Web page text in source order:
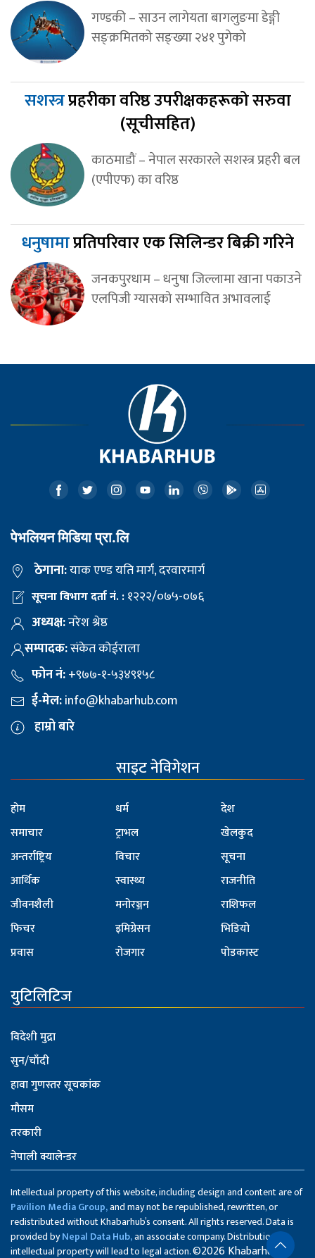
गण्डकी – साउन लागेयता बागलुङमा डेङ्गी
सङ्क्रमितको सङ्ख्या २४१ पुगेको
सशस्त्रप्रहरीका वरिष्ठ उपरीक्षकहरूको सरुवा
(सूचीसहित)
काठमाडौं – नेपाल सरकारले सशस्त्र प्रहरी बल
(एपीएफ) का वरिष्ठ
धनुषामाप्रतिपरिवार एक सिलिन्डर बिक्री गरिने
जनकपुरधाम – धनुषा जिल्लामा खाना पकाउने
एलपिजी ग्यासको सम्भावित अभावलाई
पेभलियन मिडिया प्रा.लि
ठेगाना:याक एण्ड यति मार्ग, दरवारमार्ग
सूचना विभाग दर्ता नं. :१२२२/०७५-०७६
अध्यक्ष:नरेश श्रेष्ठ
सम्पादक:संकेत कोईराला
फोन नं:+९७७-१-५३४९१५८
ई-मेल:info@khabarhub.com
हाम्रो बारे
साइट नेविगेशन
होम
समाचार
अन्तर्राष्ट्रिय
आर्थिक
जीवनशैली
फिचर
प्रवास
धर्म
ट्राभल
विचार
स्वास्थ्य
मनोरञ्जन
इमिग्रेसन
रोजगार
देश
खेलकुद
सूचना
राजनीति
राशिफल
भिडियो
पोडकास्ट
युटिलिटिज
विदेशी मुद्रा
सुन/चाँदी
हावा गुणस्तर सूचकांक
मौसम
तरकारी
नेपाली क्यालेन्डर
Intellectual property of this website, including design and content are of
Pavilion Media Group,and may not be republished, rewritten, or
redistributed without Khabarhub’s consent. All rights reserved. Data is
provided byNepal Data Hub,an associate company. Distribution of
intellectual property will lead to legal action.©2026 Khabarhub